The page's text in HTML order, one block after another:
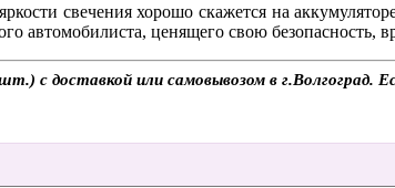
свечения хорошо скажется на
автомобилиста, ценящего свою безопасность,
с доставкой или самовывозом в